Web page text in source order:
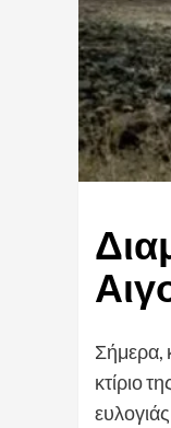
Σήμερα,
κτίριο